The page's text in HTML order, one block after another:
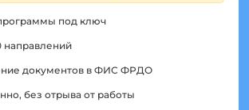
под ключ
направлений
документов в ФИС ФРДО
без отрыва от работы